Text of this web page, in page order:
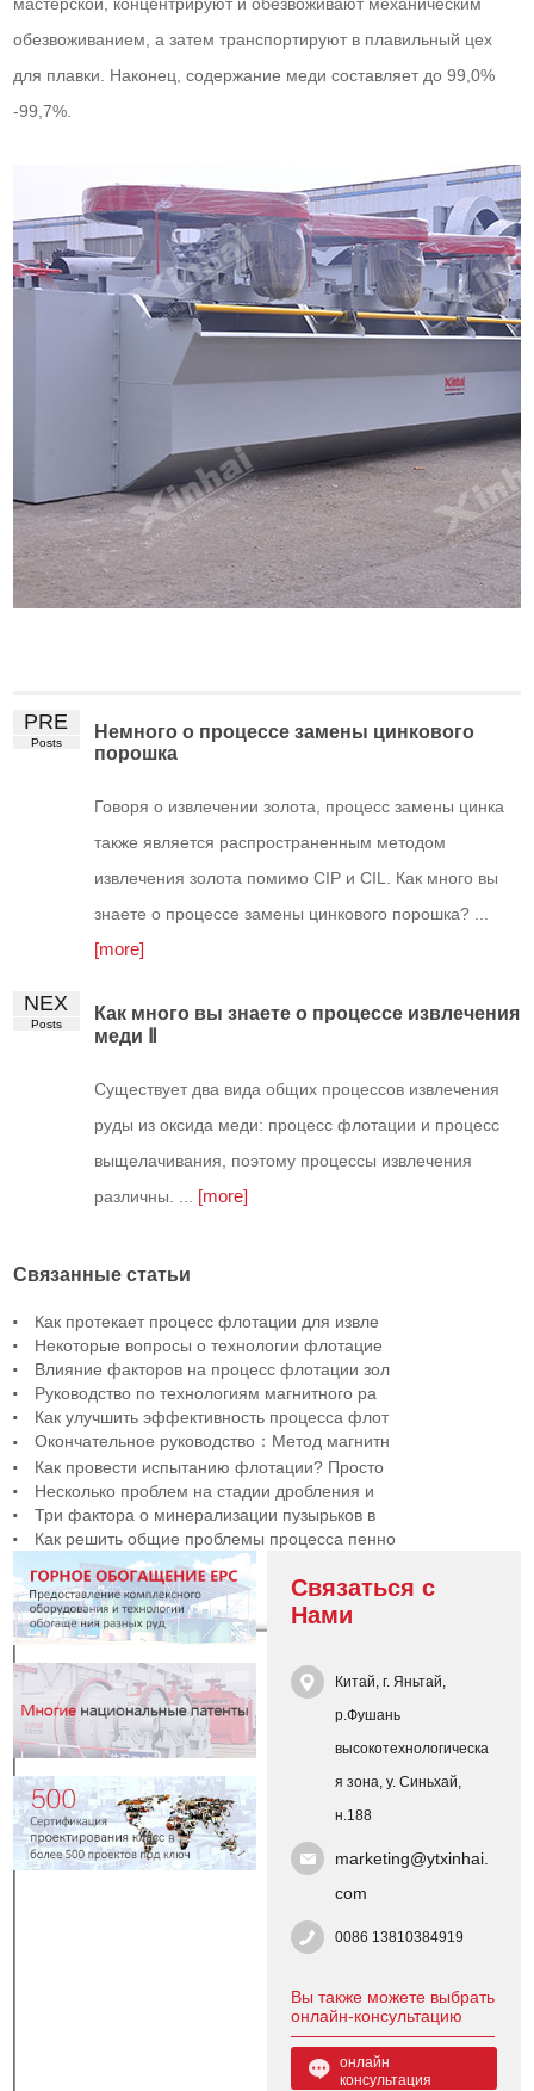
обезвоживанием, а затем транспортируют в плавильный цех
для плавки. Наконец, содержание меди составляет до 99,0%
-99,7%.
PRE
Posts
Немного о процессе замены цинкового
порошка
Говоря о извлечении золота, процесс замены цинка
также является распространенным методом
извлечения золота помимо CIP и CIL. Как много вы
знаете о процессе замены цинкового порошка? ...
[more]
NEX
Posts
Как много вы знаете о процессе извлечения
меди Ⅱ
Существует два вида общих процессов извлечения
руды из оксида меди: процесс флотации и процесс
выщелачивания, поэтому процессы извлечения
различны. ...
[more]
Связанные статьи
Как протекает процесс флотации для извле
Некоторые вопросы о технологии флотацие
Влияние факторов на процесс флотации зол
Руководство по технологиям магнитного ра
Как улучшить эффективность процесса флот
Окончательное руководство：Метод магнитн
Как провести испытанию флотации? Просто
Несколько проблем на стадии дробления и
Три фактора о минерализации пузырьков в
Как решить общие проблемы процесса пенно
Связаться с
Нами
Китай, г. Яньтай,
р.Фушань
высокотехнологическа
я зона, у. Синьхай,
н.188
marketing@ytxinhai.
com
0086 13810384919
Вы также можете выбрать
онлайн-консультацию
онлайн
консультация